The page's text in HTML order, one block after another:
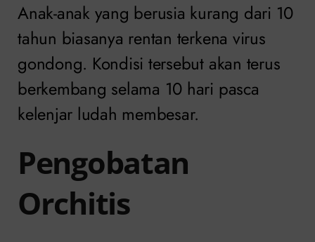
Anak-anak yang berusia kurang dari 10
tahun biasanya rentan terkena virus
gondong. Kondisi tersebut akan terus
berkembang selama 10 hari pasca
kelenjar ludah membesar.
Pengobatan
Orchitis